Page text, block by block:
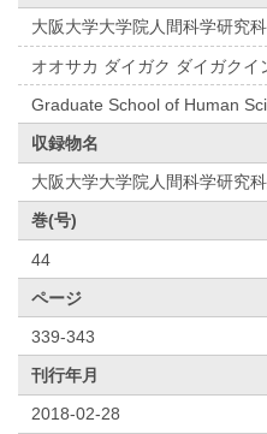
大阪大学大学院人間科学研究科
オオサカ ダイガク ダイガク
Graduate School of Human
収録物名
大阪大学大学院人間科学研究
巻(号)
44
ページ
339-343
刊行年月
2018-02-28